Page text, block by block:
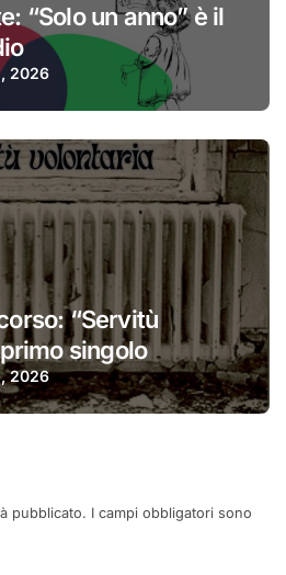
“Solo un anno” è il
2026
“Servitù
singolo
2026
pubblicato. I campi obbligatori sono